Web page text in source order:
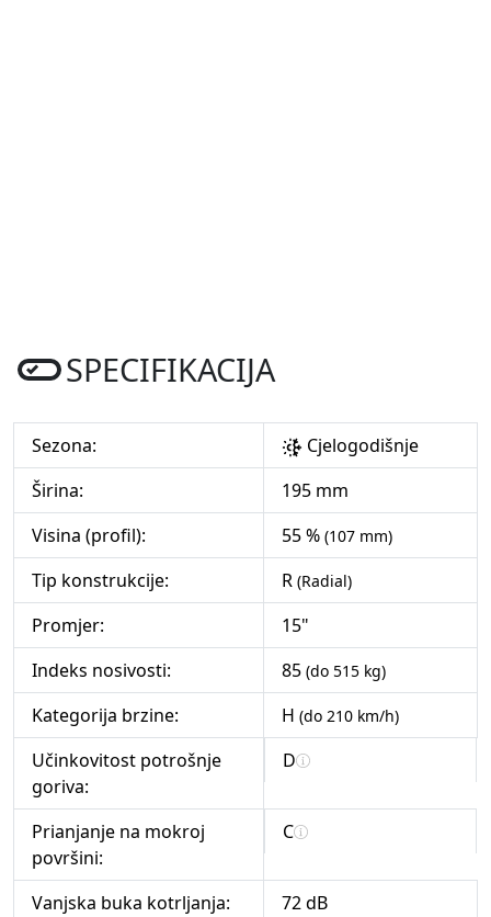
SPECIFIKACIJA
Sezona:
Cjelogodišnje
Širina:
195 mm
Visina (profil):
55 % (107 mm)
Tip konstrukcije: R (Radial)
Promjer:
15"
Indeks nosivosti:
85 (do 515 kg)
Kategorija brzine: H (do 210 km/h)
Učinkovitost potrošnje
goriva:
D
Prianjanje na mokroj
površini:
C
Vanjska buka kotrljanja:
72 dB